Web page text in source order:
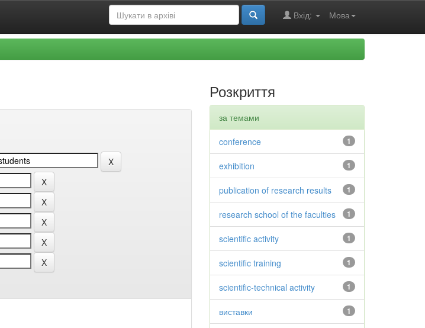
Мова
Вхід:
Розкриття
за темами
1
conference
1
exhibition
1
publication of research results
1
research school of the faculties
1
scientific activity
1
scientific training
1
scientific-technical activity
1
виставки